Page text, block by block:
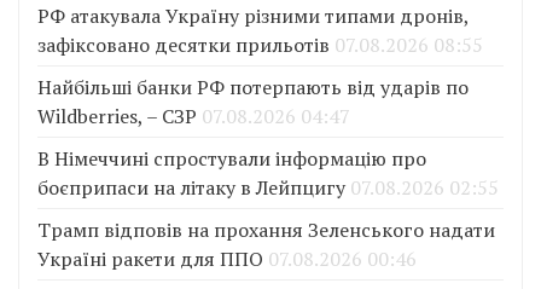
РФ атакувала Україну різними типами дронів,
зафіксовано десятки прильотів 07.08.2026 08:55
Найбільші банки РФ потерпають від ударів по
Wildberries, – СЗР 07.08.2026 04:47
В Німеччині спростували інформацію про
боєприпаси на літаку в Лейпцигу 07.08.2026 02:55
Трамп відповів на прохання Зеленського надати
Україні ракети для ППО 07.08.2026 00:46